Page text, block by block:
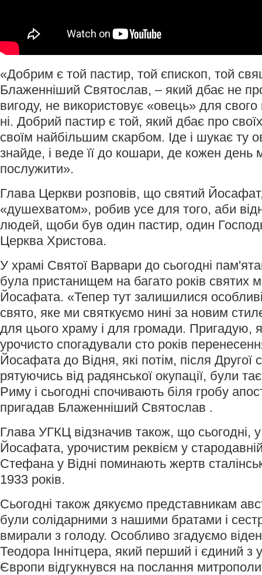
«Добрим є той пастир, той єпископ, той
Блаженніший Святослав, – який дбає не
вигоду, не використовує «овець» для
ні. Добрий пастир є той, який дбає про
своїм найбільшим скарбом. Іде і шукає ту
знайде, і веде її до кошари, де кожен день
послужити».
Глава Церкви розповів, що святий
«душехватом», робив усе для того, аби
людей, щоби був один пастир, один
Церква Христова.
У храмі Святої Варвари до сьогодні
була пристанищем на багато років святих
Йосафата. «Тепер тут залишилися особливі
свято, яке ми святкуємо нині за новим
для цього храму і для громади. Пригадую,
урочисто спогадували сто років
Йосафата до Відня, які потім, після Другої
рятуючись від радянської окупації, були
Риму і сьогодні спочивають біля гробу
пригадав Блаженніший Святослав .
Глава УГКЦ відзначив також, що сьогодні,
Йосафата, урочистим реквієм у
Стефана у Відні поминають жертв
1933 років.
Сьогодні також дякуємо представникам
були солідарними з нашими братами і
вмирали з голоду. Особливо згадуємо
Теодора Іннітцера, який перший і єдиний з
Європи відгукнувся на послання